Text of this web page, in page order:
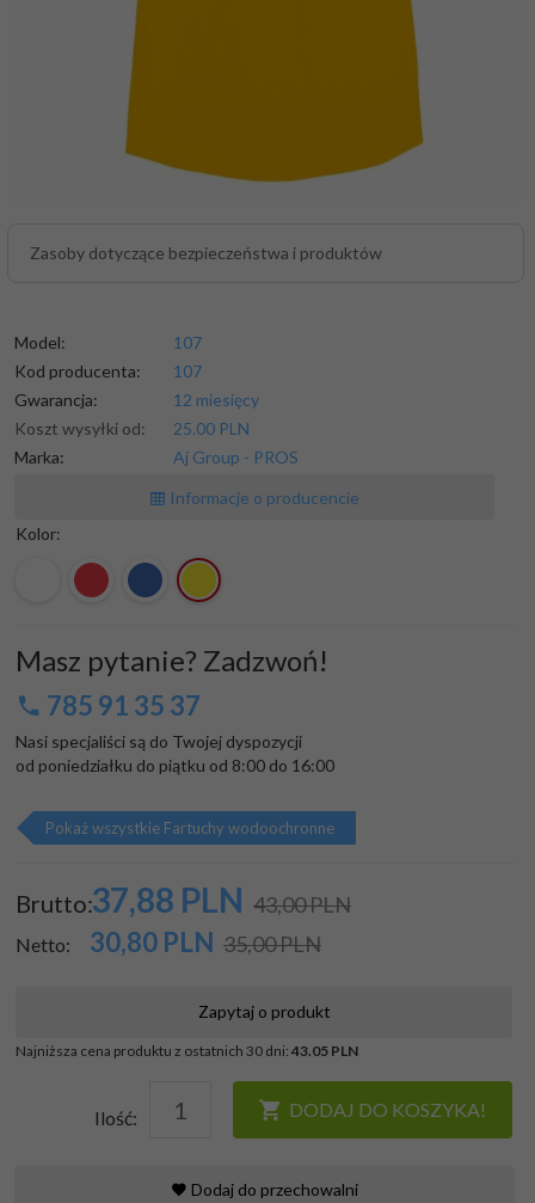
Zasoby dotyczące bezpieczeństwa i produktów
Model:
107
Kod producenta:
107
Gwarancja:
12 miesięcy
Koszt wysyłki od:
25.00 PLN
Marka:
Aj Group - PROS
Informacje o producencie
Kolor:
Masz pytanie? Zadzwoń!
785 91 35 37
Nasi specjaliści są do Twojej dyspozycji
od poniedziałku do piątku od 8:00 do 16:00
Pokaż wszystkie Fartuchy wodoochronne
Brutto:37,88 PLN 43,00 PLN
Netto: 30,80 PLN 35,00 PLN
Zapytaj o produkt
Najniższa cena produktu z ostatnich 30 dni: 43.05 PLN
Ilość: DODAJ DO KOSZYKA!
Dodaj do przechowalni